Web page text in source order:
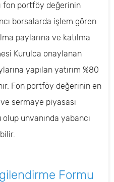
fon portföy değerinin
borsalarda işlem gören
paylarına ve katılma
Kurulca onaylanan
yapılan yatırım %80
Fon portföy değerinin en
sermaye piyasası
unvanında yabancı
Formu